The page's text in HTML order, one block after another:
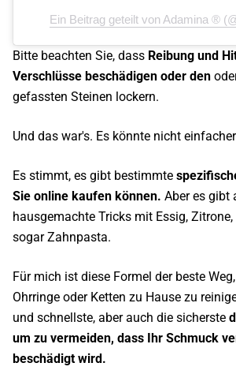
Ein Beitrag geteilt von Adamina ®
Bitte beachten Sie, dass Reibung und
Verschlüsse beschädigen oder den
gefassten Steinen lockern.
Und das war's. Es könnte nicht
Es stimmt, es gibt bestimmte
Sie online kaufen können. Aber es gibt
hausgemachte Tricks mit Essig,
sogar Zahnpasta.
Für mich ist diese Formel der beste
Ohrringe oder Ketten zu Hause zu
und schnellste, aber auch die sicherste
um zu vermeiden, dass Ihr Schmuck
beschädigt wird.